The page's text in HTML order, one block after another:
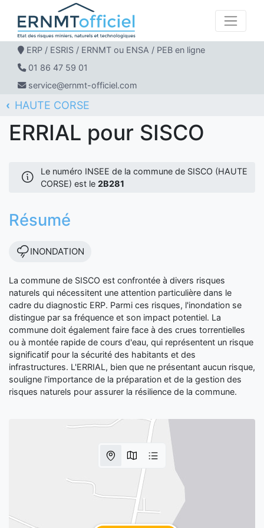
ERP / ESRIS / ERNMT ou ENSA / PEB en ligne
01 86 47 59 01
service@ernmt-officiel.com
ERNMT Officiel
ERRIAL
HAUTE CORSE
SISCO
ERRIAL pour SISCO
Le numéro INSEE de la commune de SISCO (HAUTE
CORSE) est le 2B281
Résumé
INONDATION
La commune de SISCO est confrontée à divers risques
naturels qui nécessitent une attention particulière dans le
cadre du diagnostic ERP. Parmi ces risques, l'inondation se
distingue par sa fréquence et son impact potentiel. La
commune doit également faire face à des crues torrentielles
ou à montée rapide de cours d'eau, qui représentent un risque
significatif pour la sécurité des habitants et des
infrastructures. L'ERRIAL, bien que ne présentant aucun risque,
souligne l'importance de la préparation et de la gestion des
risques naturels pour assurer la résilience de la commune.